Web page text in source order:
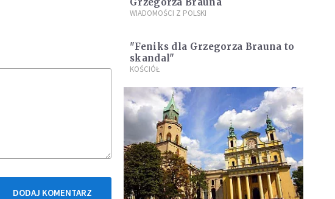
DODAJ KOMENTARZ
WIADOMOŚCI Z POLSKI
"Feniks dla Grzegorza Brauna to
skandal"
KOŚCIÓŁ